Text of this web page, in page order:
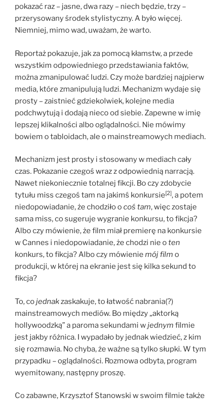
pokazać raz – jasne, dwa razy – niech będzie, trzy –
przerysowany środek stylistyczny. A było więcej.
Niemniej, mimo wad, uważam, że warto.
Reportaż pokazuje, jak za pomocą kłamstw, a przede
wszystkim odpowiedniego przedstawiania faktów,
można zmanipulować ludzi. Czy może bardziej najpierw
media, które zmanipulują ludzi. Mechanizm wydaje się
prosty – zaistnieć gdziekolwiek, kolejne media
podchwytują i dodają nieco od siebie. Zapewne w imię
lepszej klikalności albo oglądalności. Nie mówimy
bowiem o tabloidach, ale o mainstreamowych mediach.
Mechanizm jest prosty i stosowany w mediach cały
czas. Pokazanie czegoś wraz z odpowiednią narracją.
Nawet niekoniecznie totalnej fikcji. Bo czy zdobycie
tytułu miss czegoś tam na jakimś konkursie[2], a potem
niedopowiadanie, że chodziło ocoś tam, więc zostaje
sama miss, co sugeruje wygranie konkursu, to fikcja?
Albo czy mówienie, że film miał premierę na konkursie
w Cannes i niedopowiadanie, że chodzi nie oten
konkurs, to fikcja? Albo czy mówienie mój film o
produkcji, w której na ekranie jest się kilka sekund to
fikcja?
To, cojednakzaskakuje, to łatwość nabrania(?)
mainstreamowych mediów. Bo między „aktorką
hollywoodzką” a paroma sekundami wjednym filmie
jest jakby różnica. I wypadało by jednak wiedzieć, z kim
się rozmawia. No chyba, że ważne są tylko słupki. W tym
przypadku – oglądalności. Rozmowa odbyta, program
wyemitowany, następny proszę.
Co zabawne, Krzysztof Stanowski w swoim filmie także